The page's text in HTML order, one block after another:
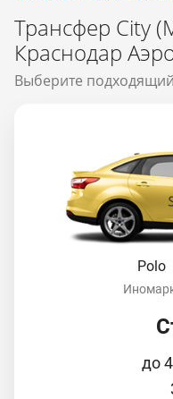
Трансфер City
Краснодар
Выберите подходящий
Polo
до